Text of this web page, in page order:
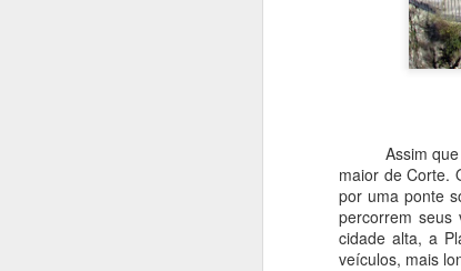
Assim que se
maior de Corte.
por uma ponte
percorrem seus
cidade alta, a
veículos, mais